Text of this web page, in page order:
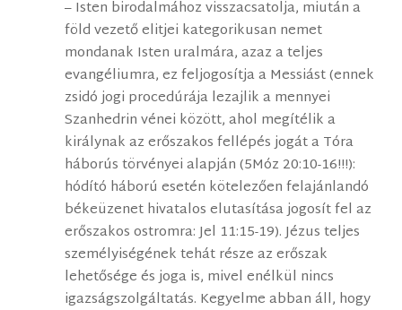
– Isten birodalmához visszacsatolja, miután a
föld vezető elitjei kategorikusan nemet
mondanak Isten uralmára, azaz a teljes
evangéliumra, ez feljogosítja a Messiást (ennek
zsidó jogi procedúrája lezajlik a mennyei
Szanhedrin vénei között, ahol megítélik a
királynak az erőszakos fellépés jogát a Tóra
háborús törvényei alapján (5Móz 20:10-16!!!):
hódító háború esetén kötelezően felajánlandó
békeüzenet hivatalos elutasítása jogosít fel az
erőszakos ostromra: Jel 11:15-19). Jézus teljes
személyiségének tehát része az erőszak
lehetősége és joga is, mivel enélkül nincs
igazságszolgáltatás. Kegyelme abban áll, hogy